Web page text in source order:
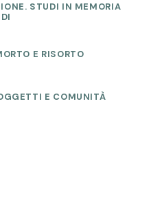
STUDI IN MEMORIA
E RISORTO
E COMUNITÀ